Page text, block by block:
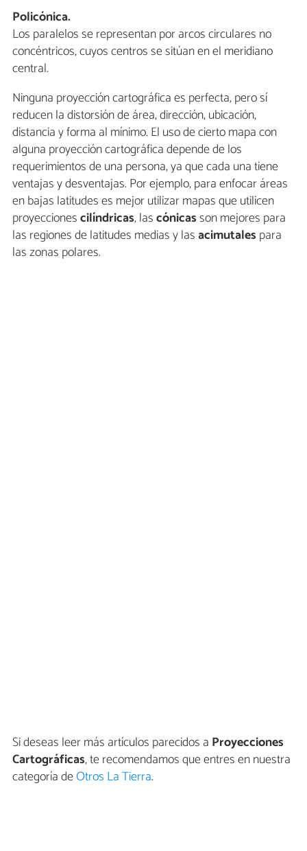
Policónica.
Los paralelos se representan por arcos circulares no
concéntricos, cuyos centros se sitúan en el meridiano
central.
Ninguna proyección cartográfica es perfecta, pero sí
reducen la distorsión de área, dirección, ubicación,
distancia y forma al mínimo. El uso de cierto mapa con
alguna proyección cartográfica depende de los
requerimientos de una persona, ya que cada una tiene
ventajas y desventajas. Por ejemplo, para enfocar áreas
en bajas latitudes es mejor utilizar mapas que utilicen
proyeccionescilíndricas, lascónicasson mejores para
las regiones de latitudes medias y lasacimutales para
las zonas polares.
Si deseas leer más artículos parecidos a Proyecciones
Cartográficas, te recomendamos que entres en nuestra
categoría deOtros La Tierra.